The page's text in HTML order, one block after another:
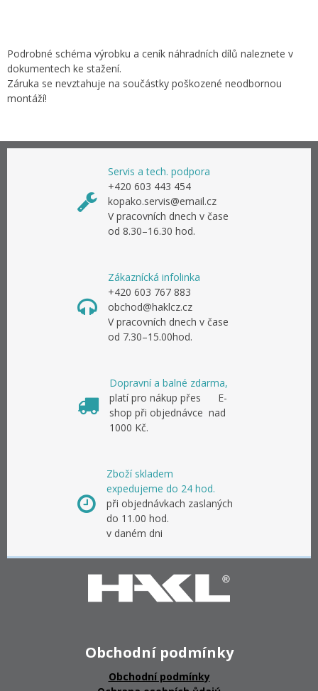
Podrobné schéma výrobku a ceník náhradních dílů naleznete v
dokumentech ke stažení.
Záruka se nevztahuje na součástky poškozené neodbornou
montáží!
Servis a tech. podpora
+420 603 443 454
kopako.servis@email.cz
V pracovních dnech v čase
od 8.30–16.30 hod.
Zákaznícká infolinka
+420 603 767 883
obchod@haklcz.cz
V pracovních dnech v čase
od 7.30–15.00hod.
Dopravní a balné zdarma,
platí pro nákup přes E-
shop při objednávce nad
1000 Kč.
Zboží skladem
expedujeme do 24 hod.
při objednávkach zaslaných
do 11.00 hod.
v daném dni
Obchodní podmínky
Obchodní podmínky